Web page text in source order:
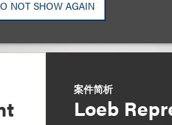
NOT SHOW AGAIN
案件简析
Loeb